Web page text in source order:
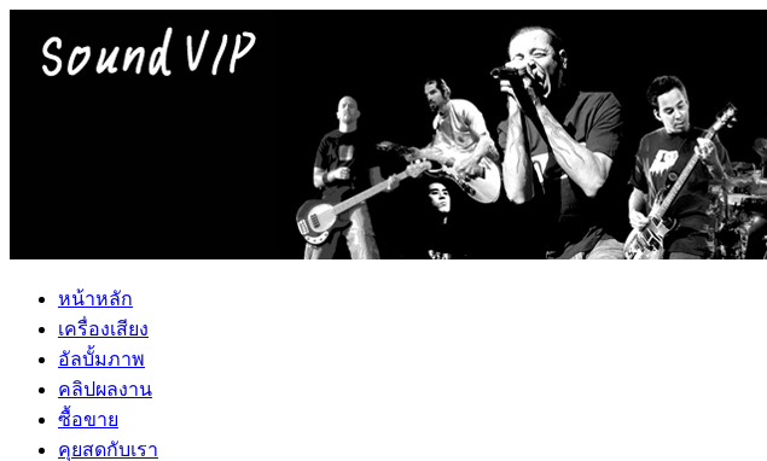
หน้าหลัก
เครื่องเสียง
อัลบั้มภาพ
คลิปผลงาน
ซื้อขาย
คุยสดกับเรา